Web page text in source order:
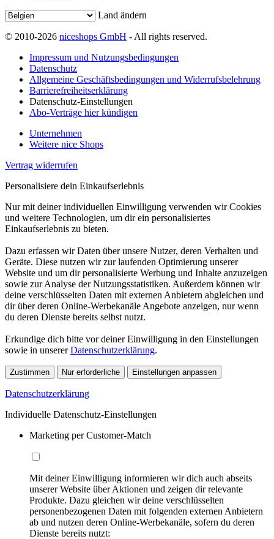
Land ändern
© 2010-2026 niceshops GmbH - All rights reserved.
Impressum und Nutzungsbedingungen
Datenschutz
Allgemeine Geschäftsbedingungen und Widerrufsbelehrung
Barrierefreiheitserklärung
Datenschutz-Einstellungen
Abo-Verträge hier kündigen
Unternehmen
Weitere nice Shops
Vertrag widerrufen
Personalisiere dein Einkaufserlebnis
Nur mit deiner individuellen Einwilligung verwenden wir Cookies
und weitere Technologien, um dir ein personalisiertes
Einkaufserlebnis zu bieten.
Dazu erfassen wir Daten über unsere Nutzer, deren Verhalten und
Geräte. Diese nutzen wir zur laufenden Optimierung unserer
Website und um dir personalisierte Werbung und Inhalte anzuzeigen
sowie zur Analyse der Nutzungsstatistiken. Außerdem können wir
deine verschlüsselten Daten mit externen Anbietern abgleichen und
dir über deren Online-Werbekanäle Angebote anzeigen, nur wenn
du deren Dienste bereits selbst nutzt.
Erkundige dich bitte vor deiner Einwilligung in den Einstellungen
sowie in unsererDatenschutzerklärung.
Zustimmen Nur erforderliche Einstellungen anpassen
Datenschutzerklärung
Individuelle Datenschutz-Einstellungen
Marketing per Customer-Match
Mit deiner Einwilligung informieren wir dich auch abseits
unserer Website über Aktionen und zeigen dir relevante
Produkte. Dazu gleichen wir deine verschlüsselten
personenbezogenen Daten mit folgenden externen Anbietern
ab und nutzen deren Online-Werbekanäle, sofern du deren
Dienste bereits nutzt: